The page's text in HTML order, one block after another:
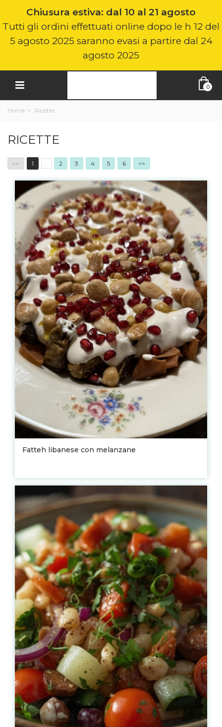
Chiusura estiva: dal 10 al 21 agosto
Tutti gli ordini effettuati online dopo le h 12 del
5 agosto 2025 saranno evasi a partire dal 24
agosto 2025
0
Home > Ricette
RICETTE
<< 1 ... 2 3 4 5 6 >>
Fatteh libanese con melanzane